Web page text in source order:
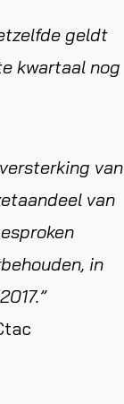
geldt
kwartaal nog
van
van
in